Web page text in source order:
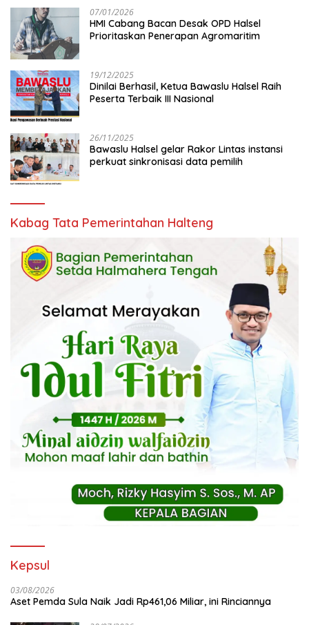
07/01/2026
HMI Cabang Bacan Desak OPD Halsel
Prioritaskan Penerapan Agromaritim
19/12/2025
Dinilai Berhasil, Ketua Bawaslu Halsel Raih
Peserta Terbaik III Nasional
26/11/2025
Bawaslu Halsel gelar Rakor Lintas instansi
perkuat sinkronisasi data pemilih
Kabag Tata Pemerintahan Halteng
Kepsul
03/08/2026
Aset Pemda Sula Naik Jadi Rp461,06 Miliar, ini Rinciannya